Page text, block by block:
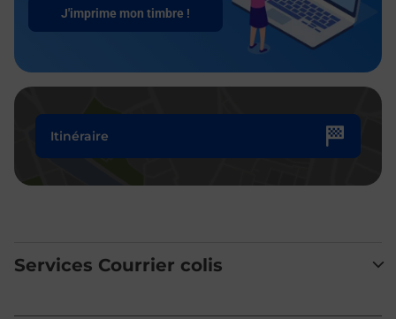
J'imprime mon timbre !
Itinéraire
Services Courrier colis